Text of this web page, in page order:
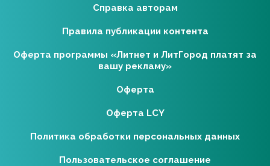
Справка авторам
Правила публикации контента
Оферта программы «Литнет и ЛитГород платят за
вашу рекламу»
Оферта
Оферта LCY
Политика обработки персональных данных
Пользовательское соглашение